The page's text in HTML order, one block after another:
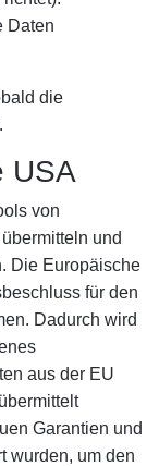
Daten
die
USA
von
und
Die Europäische
für den
Dadurch wird
aus der EU
Garantien und
wurden, um den